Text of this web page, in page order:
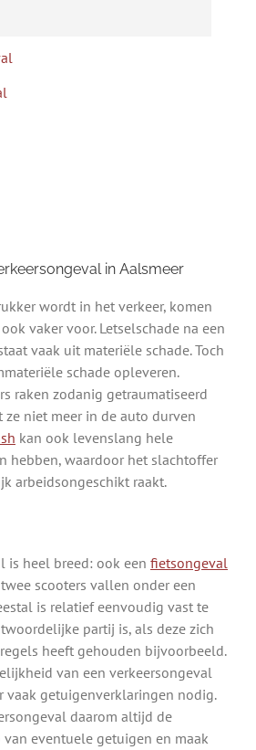
in Aalsmeer
wordt in het verkeer, komen
vaker voor. Letselschade na een
vaak uit materiële schade. Toch
schade opleveren.
raken zodanig getraumatiseerd
niet meer in de auto durven
kan ook levenslang hele
hebben, waardoor het slachtoffer
arbeidsongeschikt raakt.
is heel breed: ook een fietsongeval
scooters vallen onder een
is relatief eenvoudig vast te
partij is, als deze zich
heeft gehouden bijvoorbeeld.
van een verkeersongeval
vaak getuigenverklaringen nodig.
daarom altijd de
eventuele getuigen en maak